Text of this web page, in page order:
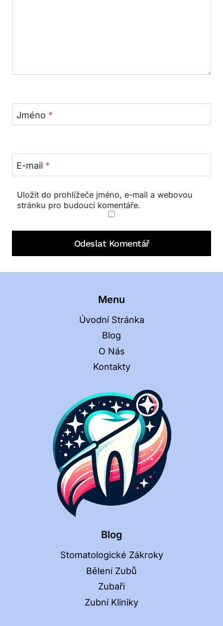
Jméno *
E-mail *
Uložit do prohlížeče jméno, e-mail a webovou
stránku pro budoucí komentáře.
Menu
Úvodní Stránka
Blog
O Nás
Kontakty
Blog
Stomatologické Zákroky
Bělení Zubů
Zubaři
Zubní Kliniky